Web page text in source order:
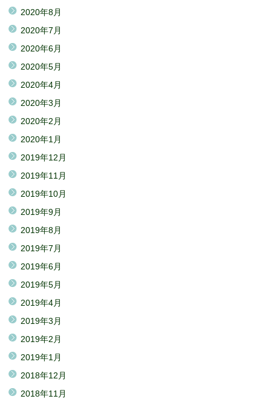
2020年8月
2020年7月
2020年6月
2020年5月
2020年4月
2020年3月
2020年2月
2020年1月
2019年12月
2019年11月
2019年10月
2019年9月
2019年8月
2019年7月
2019年6月
2019年5月
2019年4月
2019年3月
2019年2月
2019年1月
2018年12月
2018年11月